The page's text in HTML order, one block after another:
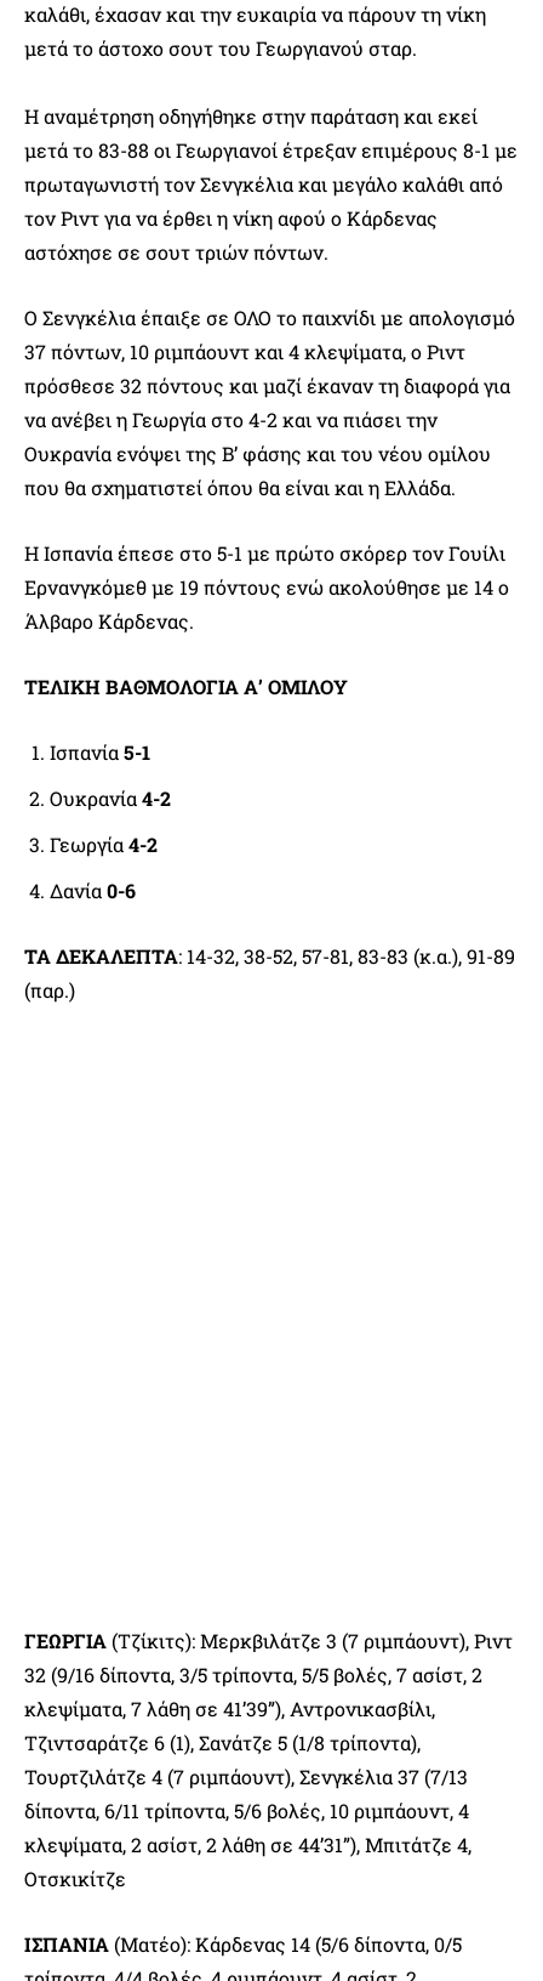
καλάθι, έχασαν και την ευκαιρία να πάρουν τη νίκη
μετά το άστοχο σουτ του Γεωργιανού σταρ.
Η αναμέτρηση οδηγήθηκε στην παράταση και εκεί
μετά το 83-88 οι Γεωργιανοί έτρεξαν επιμέρους 8-1 με
πρωταγωνιστή τον Σενγκέλια και μεγάλο καλάθι από
τον Ριντ για να έρθει η νίκη αφού ο Κάρδενας
αστόχησε σε σουτ τριών πόντων.
Ο Σενγκέλια έπαιξε σε ΟΛΟ το παιχνίδι με απολογισμό
37 πόντων, 10 ριμπάουντ και 4 κλεψίματα, ο Ριντ
πρόσθεσε 32 πόντους και μαζί έκαναν τη διαφορά για
να ανέβει η Γεωργία στο 4-2 και να πιάσει την
Ουκρανία ενόψει της Β’ φάσης και του νέου ομίλου
που θα σχηματιστεί όπου θα είναι και η Ελλάδα.
Η Ισπανία έπεσε στο 5-1 με πρώτο σκόρερ τον Γουίλι
Ερνανγκόμεθ με 19 πόντους ενώ ακολούθησε με 14 ο
Άλβαρο Κάρδενας.
ΤΕΛΙΚΗ ΒΑΘΜΟΛΟΓΙΑ Α’ ΟΜΙΛΟΥ
Ισπανία5-1
Ουκρανία4-2
Γεωργία4-2
Δανία0-6
ΤΑ ΔΕΚΑΛΕΠΤΑ: 14-32, 38-52, 57-81, 83-83 (κ.α.), 91-89
(παρ.)
ΓΕΩΡΓΙΑ(Τζίκιτς): Μερκβιλάτζε 3 (7 ριμπάουντ), Ριντ
32 (9/16 δίποντα, 3/5 τρίποντα, 5/5 βολές, 7 ασίστ, 2
κλεψίματα, 7 λάθη σε 41’39”), Αντρονικασβίλι,
Τζιντσαράτζε 6 (1), Σανάτζε 5 (1/8 τρίποντα),
Τουρτζιλάτζε 4 (7 ριμπάουντ), Σενγκέλια 37 (7/13
δίποντα, 6/11 τρίποντα, 5/6 βολές, 10 ριμπάουντ, 4
κλεψίματα, 2 ασίστ, 2 λάθη σε 44’31”), Μπιτάτζε 4,
Οτσκικίτζε
ΙΣΠΑΝΙΑ(Ματέο): Κάρδενας 14 (5/6 δίποντα, 0/5